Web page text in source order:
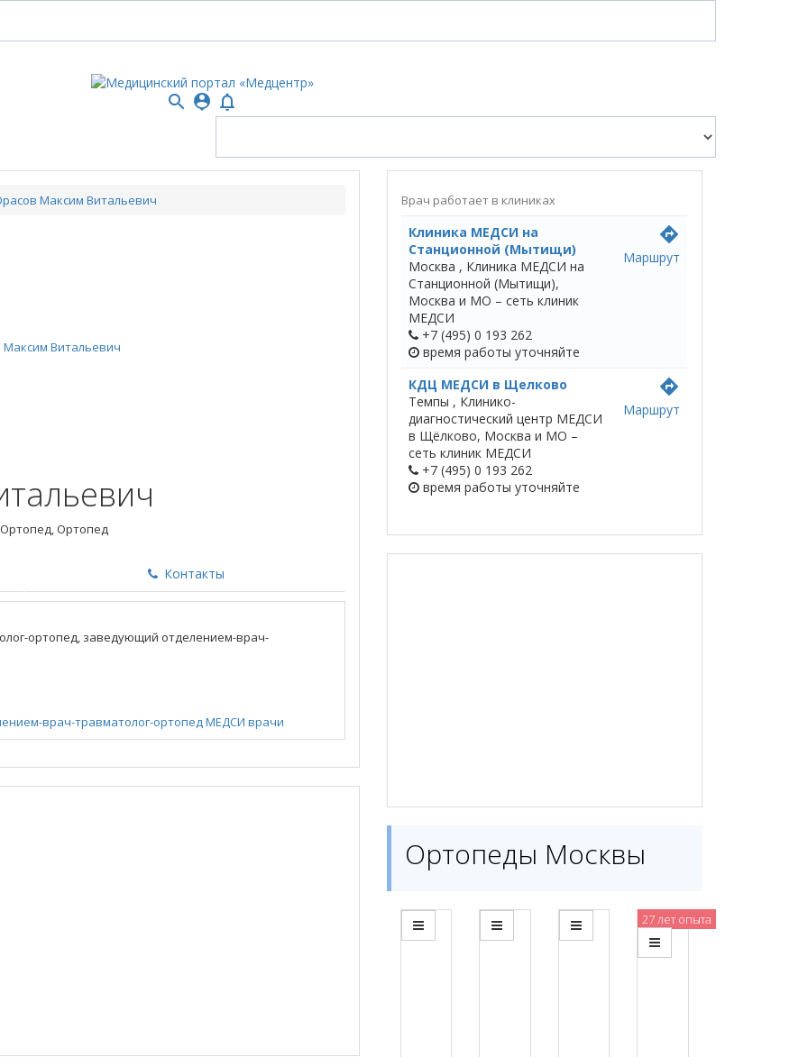
search person_pin notifications_none
Максим Витальевич
Ортопед
Контакты
ортопед, заведующий отделением-врач-
врач-травматолог-ортопедМЕДСИ врачи
Врач работает в клиниках
Клиника МЕДСИ на
Станционной (Мытищи)
Москва , Клиника МЕДСИ на
Станционной (Мытищи),
Москва и МО – сеть клиник
МЕДСИ
+7 (495) 0 193 262
время работы уточняйте
directions
Маршрут
КДЦ МЕДСИ в Щелково
Темпы , Клинико-
диагностический центр МЕДСИ
в Щёлково, Москва и МО –
сеть клиник МЕДСИ
+7 (495) 0 193 262
время работы уточняйте
directions
Маршрут
Ортопеды Москвы
27 лет опыта